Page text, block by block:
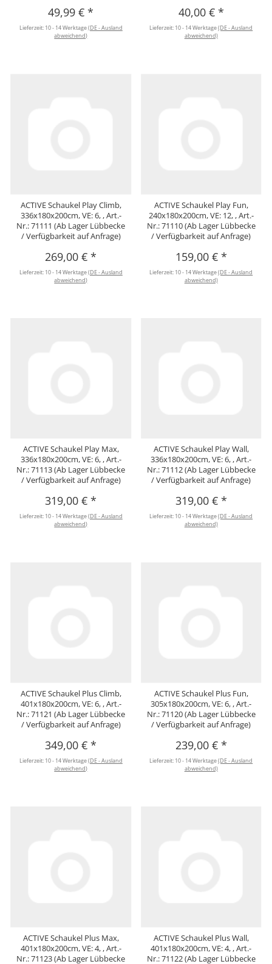
49,99 €*
Lieferzeit: 10 - 14 Werktage(DE - Ausland
abweichend)
40,00 € *
Lieferzeit: 10 - 14 Werktage(DE - Ausland
abweichend)
ACTIVE Schaukel Play Climb,
336x180x200cm, VE: 6, , Art.-
Nr.: 71111 (Ab Lager Lübbecke
/ Verfügbarkeit auf Anfrage)
269,00 €*
Lieferzeit: 10 - 14 Werktage(DE - Ausland
abweichend)
ACTIVE Schaukel Play Fun,
240x180x200cm, VE: 12, , Art.-
Nr.: 71110 (Ab Lager Lübbecke
/ Verfügbarkeit auf Anfrage)
159,00 € *
Lieferzeit: 10 - 14 Werktage(DE - Ausland
abweichend)
ACTIVE Schaukel Play Max,
336x180x200cm, VE: 6, , Art.-
Nr.: 71113 (Ab Lager Lübbecke
/ Verfügbarkeit auf Anfrage)
319,00 €*
Lieferzeit: 10 - 14 Werktage(DE - Ausland
abweichend)
ACTIVE Schaukel Play Wall,
336x180x200cm, VE: 6, , Art.-
Nr.: 71112 (Ab Lager Lübbecke
/ Verfügbarkeit auf Anfrage)
319,00 € *
Lieferzeit: 10 - 14 Werktage(DE - Ausland
abweichend)
ACTIVE Schaukel Plus Climb,
401x180x200cm, VE: 6, , Art.-
Nr.: 71121 (Ab Lager Lübbecke
/ Verfügbarkeit auf Anfrage)
349,00 €*
Lieferzeit: 10 - 14 Werktage(DE - Ausland
abweichend)
ACTIVE Schaukel Plus Fun,
305x180x200cm, VE: 6, , Art.-
Nr.: 71120 (Ab Lager Lübbecke
/ Verfügbarkeit auf Anfrage)
239,00 € *
Lieferzeit: 10 - 14 Werktage(DE - Ausland
abweichend)
ACTIVE Schaukel Plus Max,
401x180x200cm, VE: 4, , Art.-
Nr.: 71123 (Ab Lager Lübbecke
ACTIVE Schaukel Plus Wall,
401x180x200cm, VE: 4, , Art.-
Nr.: 71122 (Ab Lager Lübbecke